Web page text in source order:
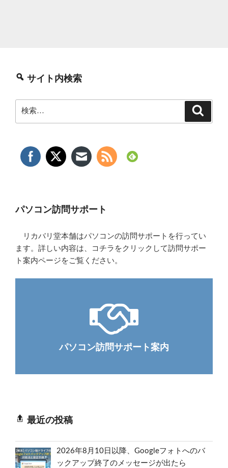
サイト内検索
索:
パソコン訪問サポート
リカバリ堂本舗はパソコンの訪問サポートを行ってい
ます。詳しい内容は、コチラをクリックして訪問サポー
ト案内ページをご覧ください。
パソコン訪問サポート案内
最近の投稿
2026年8月10日以降、Googleフォトへのバ
ックアップ終了のメッセージが出たら